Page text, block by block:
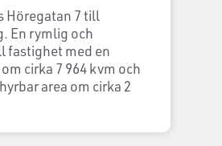
Höregatan 7 till
En rymlig och
fastighet med en
cirka 7 964 kvm och
area om cirka 2